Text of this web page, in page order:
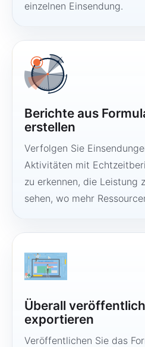
einzelnen Einsendung.
Berichte aus
erstellen
Verfolgen Sie
Aktivitäten mit
zu erkennen, die Leistung
sehen, wo mehr
Überall
exportieren
Veröffentlichen Sie das